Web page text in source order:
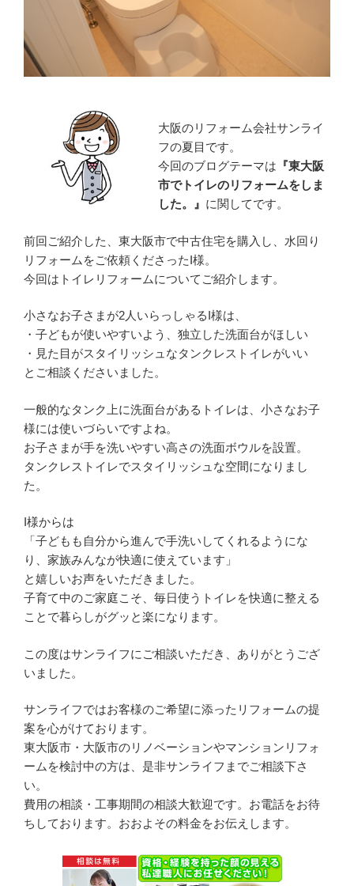
大阪のリフォーム会社サンライ
フの夏目です。
今回のブログテーマは 『東大阪
市でトイレのリフォームをしま
した。』 に関してです。
前回ご紹介した、東大阪市で中古住宅を購入し、水回り
リフォームをご依頼くださったI様。
今回はトイレリフォームについてご紹介します。
小さなお子さまが2人いらっしゃるI様は、
・子どもが使いやすいよう、独立した洗面台がほしい
・見た目がスタイリッシュなタンクレストイレがいい
とご相談くださいました。
一般的なタンク上に洗面台があるトイレは、小さなお子
様には使いづらいですよね。
お子さまが手を洗いやすい高さの洗面ボウルを設置。
タンクレストイレでスタイリッシュな空間になりまし
た。
I様からは
「子どもも自分から進んで手洗いしてくれるようにな
り、家族みんなが快適に使えています」
と嬉しいお声をいただきました。
子育て中のご家庭こそ、毎日使うトイレを快適に整える
ことで暮らしがグッと楽になります。
この度はサンライフにご相談いただき、ありがとうござ
いました。
サンライフではお客様のご希望に添ったリフォームの提
案を心がけております。
東大阪市・大阪市のリノベーションやマンションリフォ
ームを検討中の方は、是非サンライフまでご相談下さ
い。
費用の相談・工事期間の相談大歓迎です。お電話をお待
ちしております。おおよその料金をお伝えします。